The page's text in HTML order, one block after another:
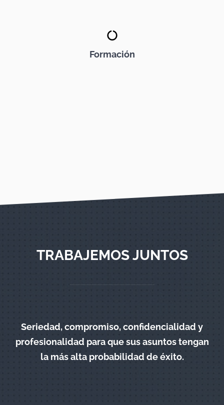
Formación
TRABAJEMOS JUNTOS
Seriedad, compromiso, confidencialidad y
profesionalidad para que sus asuntos tengan
la más alta probabilidad de éxito.